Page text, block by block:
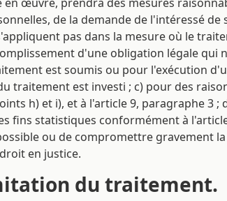
de la demande de l'intéressé
pas dans la mesure où le
d'une obligation légale
est soumis ou pour l'exécution
traitement est investi ; c) pour des
h) et i), et à l'article 9, paragraphe 3
fins statistiques conformément à
ou de compromettre gravement
en justice.
du traitement.